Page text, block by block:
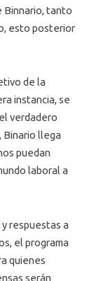
Binnario, tanto
esto posterior
de la
instancia, se
verdadero
Binario llega
puedan
laboral a
respuestas a
el programa
quienes
serán